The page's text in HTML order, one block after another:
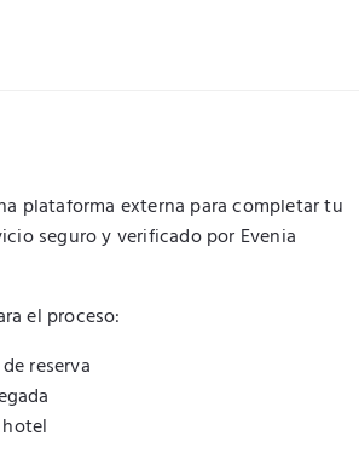
Evenia Hotels
plataforma externa para completar tu
seguro y verificado por Evenia
el proceso:
reserva